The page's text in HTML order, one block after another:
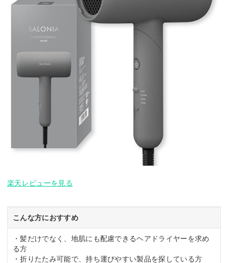
楽天レビューを見る
こんな方におすすめ
・髪だけでなく、地肌にも配慮できるヘアドライヤーを求め
る方
・折りたたみ可能で、持ち運びやすい製品を探している方